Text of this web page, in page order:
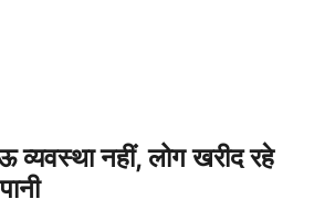
व्यवस्था नहीं, लोग खरीद रहे